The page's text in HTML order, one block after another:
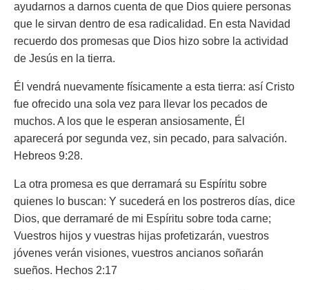
ayudarnos a darnos cuenta de que Dios quiere personas
que le sirvan dentro de esa radicalidad. En esta Navidad
recuerdo dos promesas que Dios hizo sobre la actividad
de Jesús en la tierra.
Él vendrá nuevamente físicamente a esta tierra: así Cristo
fue ofrecido una sola vez para llevar los pecados de
muchos. A los que le esperan ansiosamente, Él
aparecerá por segunda vez, sin pecado, para salvación.
Hebreos 9:28.
La otra promesa es que derramará su Espíritu sobre
quienes lo buscan: Y sucederá en los postreros días, dice
Dios, que derramaré de mi Espíritu sobre toda carne;
Vuestros hijos y vuestras hijas profetizarán, vuestros
jóvenes verán visiones, vuestros ancianos soñarán
sueños. Hechos 2:17